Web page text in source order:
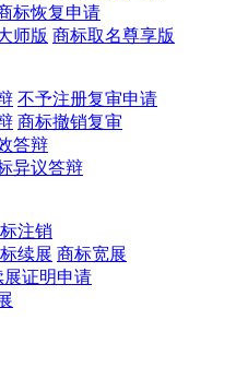
标恢复申请
师版 商标取名尊享版
不予注册复审申请
商标撤销复审
答辩
异议答辩
注销
续展 商标宽展
证明申请